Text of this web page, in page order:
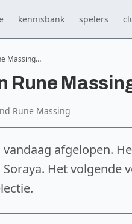
kennisbank spelers
Massing…
Rune
Rune Massing
afgelopen.
Het volgende